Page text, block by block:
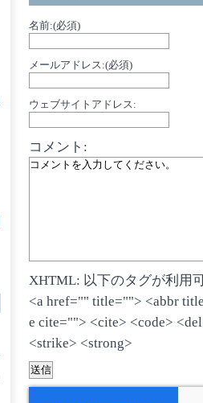
名前:(必須)
メールアドレス:(必須)
ウェブサイトアドレス:
コメント:
XHTML: 以下のタグが利用
<a href="" title=""> <abbr
e cite=""> <cite> <code>
<strike> <strong>